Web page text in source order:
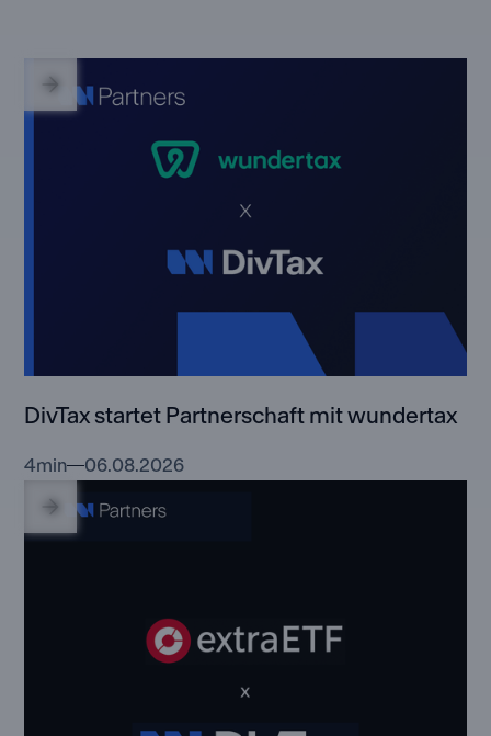
DivTax startet Partnerschaft mit wundertax
4min 06.08.2026